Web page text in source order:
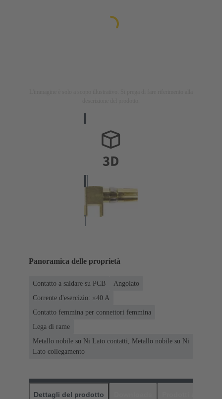
Panoramica delle proprietà
Contatto a saldare su PCB
Angolato
Corrente d'esercizio: ≤40 A
Contatto femmina per connettori femmina
Lega di rame
Metallo nobile su Ni Lato contatti, Metallo nobile su Ni
Lato collegamento
Dettagli del prodotto